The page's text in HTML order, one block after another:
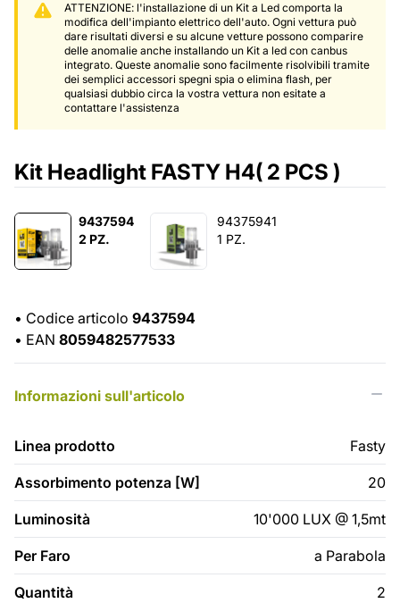
ATTENZIONE: l'installazione di un Kit a Led comporta la
modifica dell'impianto elettrico dell'auto. Ogni vettura può
dare risultati diversi e su alcune vetture possono comparire
delle anomalie anche installando un Kit a led con canbus
integrato. Queste anomalie sono facilmente risolvibili tramite
dei semplici accessori spegni spia o elimina flash, per
qualsiasi dubbio circa la vostra vettura non esitate a
contattare l'assistenza
Kit Headlight FASTY H4( 2 PCS )
9437594
2 PZ.
94375941
1 PZ.
• Codice articolo 9437594
• EAN 8059482577533
Informazioni sull'articolo
Linea prodotto Fasty
Assorbimento potenza [W] 20
Luminosità 10'000 LUX @ 1,5mt
Per Faro a Parabola
Quantità 2